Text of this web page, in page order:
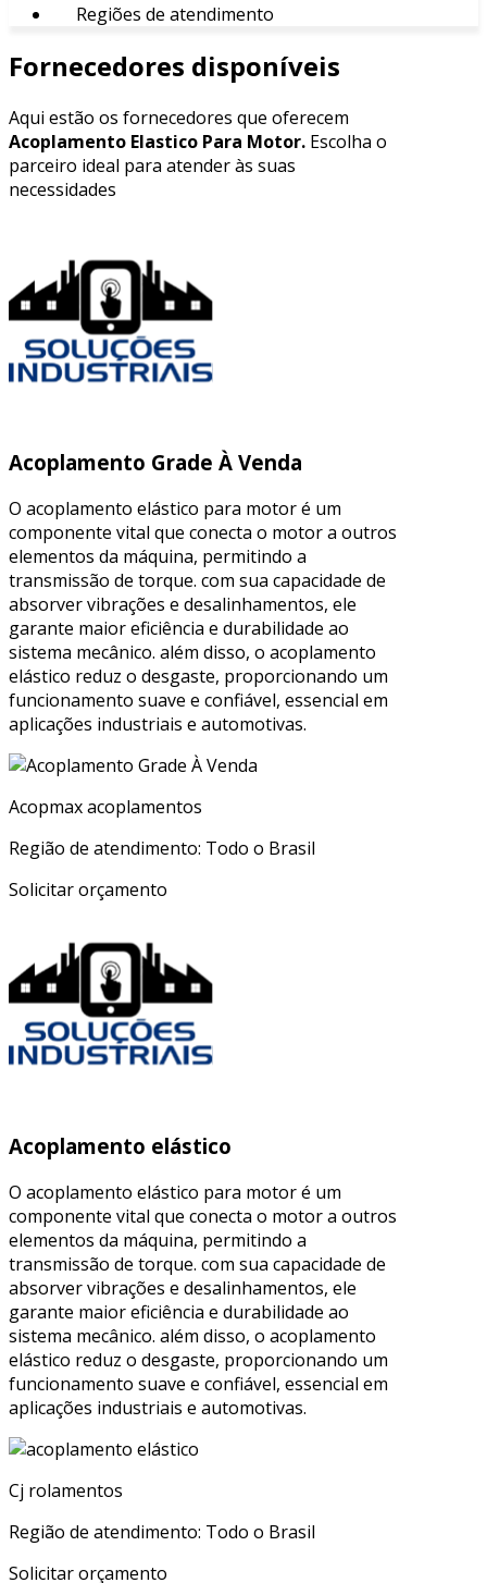
Regiões de atendimento
Fornecedores disponíveis
Aqui estão os fornecedores que oferecem
Acoplamento Elastico Para Motor. Escolha o
parceiro ideal para atender às suas
necessidades
Acoplamento Grade À Venda
O acoplamento elástico para motor é um
componente vital que conecta o motor a outros
elementos da máquina, permitindo a
transmissão de torque. com sua capacidade de
absorver vibrações e desalinhamentos, ele
garante maior eficiência e durabilidade ao
sistema mecânico. além disso, o acoplamento
elástico reduz o desgaste, proporcionando um
funcionamento suave e confiável, essencial em
aplicações industriais e automotivas.
Acopmax acoplamentos
Região de atendimento: Todo o Brasil
Solicitar orçamento
Acoplamento elástico
O acoplamento elástico para motor é um
componente vital que conecta o motor a outros
elementos da máquina, permitindo a
transmissão de torque. com sua capacidade de
absorver vibrações e desalinhamentos, ele
garante maior eficiência e durabilidade ao
sistema mecânico. além disso, o acoplamento
elástico reduz o desgaste, proporcionando um
funcionamento suave e confiável, essencial em
aplicações industriais e automotivas.
Cj rolamentos
Região de atendimento: Todo o Brasil
Solicitar orçamento